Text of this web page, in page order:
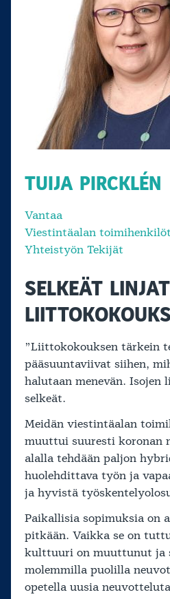
TUIJA PIRCKLÉN
Vantaa
Viestintäalan
Yhteistyön Tekijät
SELKEÄT LINJAT
”Liittokokouksen tärkein
pääsuuntaviivat siihen,
halutaan menevän. Isojen
selkeät.
Meidän viestintäalan
muuttui suuresti koronan
alalla tehdään paljon
huolehdittava työn ja
ja hyvistä
Paikallisia sopimuksia on
pitkään. Vaikka se on
kulttuuri on muuttunut ja
molemmilla puolilla
opetella uusia